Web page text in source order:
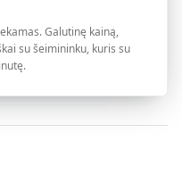
Galutinę kainą,
su šeimininku, kuris su